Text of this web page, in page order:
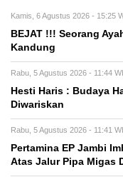
Kamis, 6 Agustus 2026 - 15:25
BEJAT !!! Seorang
Kandung
Rabu, 5 Agustus 2026 - 11:44
Hesti Haris : Budaya
Diwariskan
Rabu, 5 Agustus 2026 - 11:41
Pertamina EP Jambi
Atas Jalur Pipa Migas